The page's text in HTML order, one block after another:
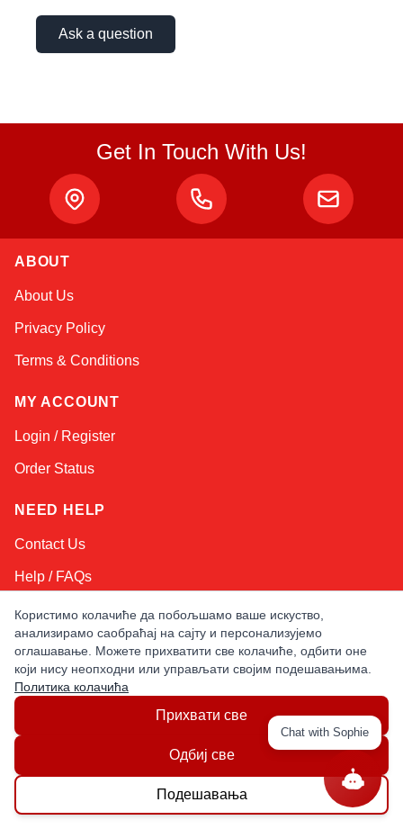
Ask a question
Get In Touch With Us!
ABOUT
About Us
Privacy Policy
Terms & Conditions
MY ACCOUNT
Login / Register
Order Status
NEED HELP
Contact Us
Help / FAQs
Shipping & Returns
KEEP IN TOUCH!
Email Address
LATIN AMERICA USA
Користимо колачиће да побољшамо ваше искуство,
анализирамо саобраћај на сајту и персонализујемо
оглашавање. Можете прихватити све колачиће, одбити оне
који нису неопходни или управљати својим подешавањима.
Политика колачића
Прихвати све
Одбиј све
Подешавања
Chat with Sophie